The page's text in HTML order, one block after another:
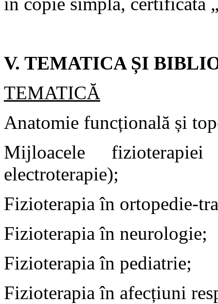
V. TEMATICA ȘI
TEMATICĂ
Anatomie funcțională și
Mijloacele
electroterapie);
Fizioterapia în ortopedie-
Fizioterapia în neurologie;
Fizioterapia în pediatrie;
Fizioterapia în afecțiuni